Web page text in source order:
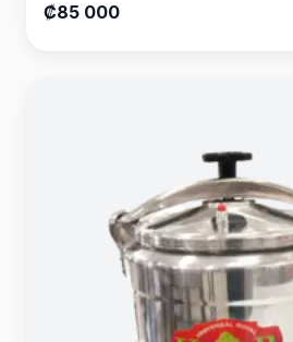
₡85 000